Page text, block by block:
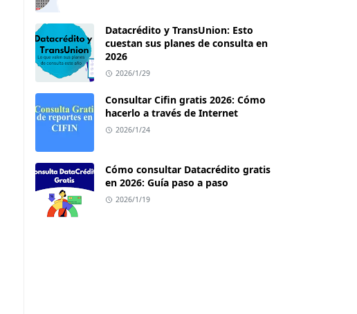
Datacrédito y TransUnion: Esto
cuestan sus planes de consulta en
2026
2026/1/29
Consultar Cifin gratis 2026: Cómo
hacerlo a través de Internet
2026/1/24
Cómo consultar Datacrédito gratis
en 2026: Guía paso a paso
2026/1/19